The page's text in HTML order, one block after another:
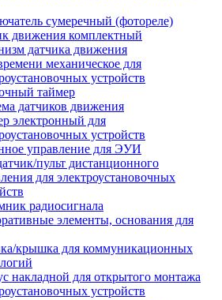
сумеречный (фотореле)
движения комплектный
датчика движения
механическое для
устройств
таймер
датчиков движения
электронный для
устройств
управление для ЭУИ
пульт дистанционного
для электроустановочных
радиосигнала
элементы, основания для
крышка для коммуникационных
накладной для открытого монтажа
устройств